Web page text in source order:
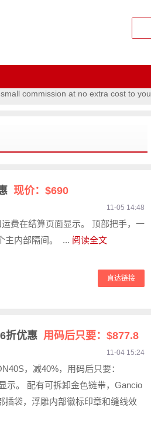
commission at no extra cost to you.
现价：$690
11-05 14:48
费在结算页面显示。 顶部把手，一
主内部隔间。 ... 阅读全文
直达链接
折优惠 用码后只要：$877.8
11-04 15:24
，减40%，用码后只要：
示。 配有可拆卸金色链带，Gancio
插袋，浮雕内部徽标印章和缝线效